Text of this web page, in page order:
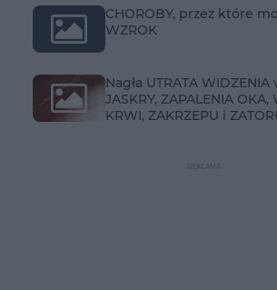
CHOROBY, przez które
WZROK
Nagła UTRATA
JASKRY, ZAPALENIA OKA,
KRWI, ZAKRZEPU i